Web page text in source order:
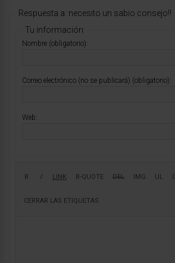
Respuesta a: necesito un sabio consejo!!
Tu información:
Nombre (obligatorio):
Correo electrónico (no se publicará) (obligatorio):
Web: